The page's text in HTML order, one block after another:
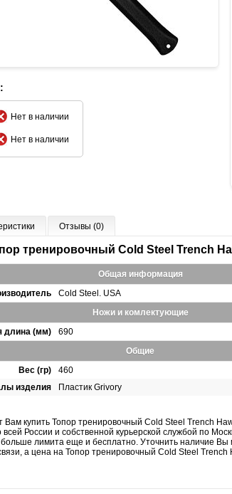
Нет в наличии
Нет в наличии
Отзывы (0)
тренировочный Cold Steel Trench
Общая информация
Cold Steel. USA
Ножи и комлектующие
длина (мм)
690
Общие
Вес (гр)
460
изделия
Пластик Grivory
Вам купить Топор тренировочный Cold Steel Trench
всей России и собственной курьерской службой по
больше лимита еще и бесплатно. Уточнить наличие
а цена на Топор тренировочный Cold Steel Trench